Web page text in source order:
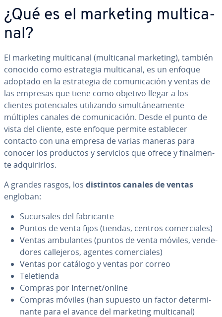
¿Qué es el marketing mu­l­ti­ca­
nal?
El marketing mu­l­ti­ca­nal (mu­l­ti­ca­nal marketing), también
conocido como es­tra­te­gia mu­l­ti­ca­nal, es un enfoque
adoptado en la es­tra­te­gia de co­mu­ni­ca­ción y ventas de
las empresas que tiene como objetivo llegar a los
clientes po­te­n­cia­les uti­li­za­n­do si­mu­l­tá­nea­me­n­te
múltiples canales de co­mu­ni­ca­ción. Desde el punto de
vista del cliente, este enfoque permite es­ta­ble­cer
contacto con una empresa de varias maneras para
conocer los productos y servicios que ofrece y fi­na­l­me­n­
te ad­qui­ri­r­los.
A grandes rasgos, los distintos canales de ventas
engloban:
Su­cu­r­sa­les del fa­bri­ca­n­te
Puntos de venta fijos (tiendas, centros co­me­r­cia­les)
Ventas am­bu­la­n­tes (puntos de venta móviles, ve­n­de­
do­res ca­lle­je­ros, agentes co­me­r­cia­les)
Ventas por catálogo y ventas por correo
Te­le­tie­n­da
Compras por Internet/online
Compras móviles (han supuesto un factor de­te­r­mi­
na­n­te para el avance del marketing mu­l­ti­ca­nal)